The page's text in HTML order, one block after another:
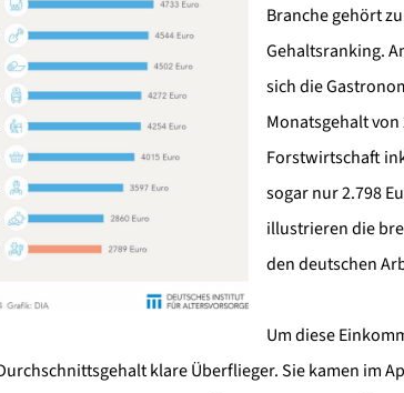
Branche gehört
Gehaltsranking.
sich die
Monatsgehalt von
Forstwirtschaft
sogar nur 2.798
illustrieren die
den deutschen
Um diese
klare Überflieger. Sie kamen im